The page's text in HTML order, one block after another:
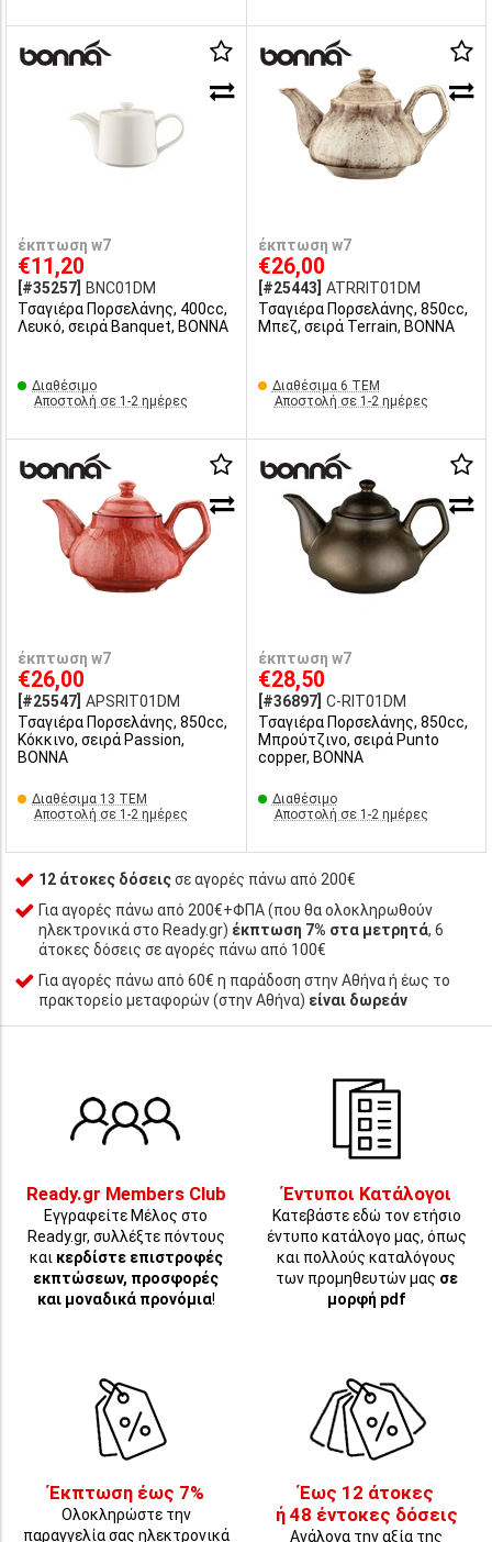
έκπτωση w7
€11,20
[#35257]
BNC01DM
Τσαγιέρα Πορσελάνης, 400cc,
Λευκό, σειρά Banquet, BONNA
Διαθέσιμο
Αποστολή σε 1-2 ημέρες
έκπτωση w7
€26,00
[#25443] ATRRIT01DM
Τσαγιέρα Πορσελάνης, 850cc,
Μπεζ, σειρά Terrain, BONNA
Διαθέσιμα 6 ΤΕΜ
Αποστολή σε 1-2 ημέρες
έκπτωση w7
€26,00
[#25547] APSRIT01DM
Τσαγιέρα Πορσελάνης, 850cc,
Κόκκινο, σειρά Passion,
BONNA
Διαθέσιμα 13 ΤΕΜ
Αποστολή σε 1-2 ημέρες
έκπτωση w7
€28,50
[#36897] C-RIT01DM
Τσαγιέρα Πορσελάνης, 850cc,
Μπρούτζινο, σειρά Punto
copper, BONNA
Διαθέσιμο
Αποστολή σε 1-2 ημέρες
12 άτοκες δόσειςσε αγορές πάνω από 200€
Για αγορές πάνω από 200€+ΦΠΑ (που θα ολοκληρωθούν
ηλεκτρονικά στο Ready.gr) έκπτωση 7% στα μετρητά, 6
άτοκες δόσεις σε αγορές πάνω από 100€
Για αγορές πάνω από 60€ η παράδοση στην Αθήνα ή έως το
πρακτορείο μεταφορών (στην Αθήνα) είναι δωρεάν
Ready.gr Members Club
Εγγραφείτε Μέλος στο
Ready.gr, συλλέξτε πόντους
και κερδίστε επιστροφές
εκπτώσεων, προσφορές
και μοναδικά προνόμια!
Έντυποι Κατάλογοι
Κατεβάστε εδώ τον ετήσιο
έντυπο κατάλογο μας, όπως
και πολλούς καταλόγους
των προμηθευτών μας σε
μορφή pdf
Έκπτωση έως 7%
Ολοκληρώστε την
παραγγελία σας ηλεκτρονικά
Έως 12 άτοκες
ή 48 έντοκες δόσεις
Ανάλογα την αξία της